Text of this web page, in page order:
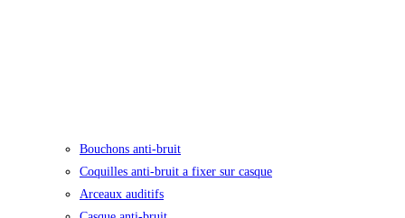
Bouchons anti-bruit
Coquilles anti-bruit a fixer sur casque
Arceaux auditifs